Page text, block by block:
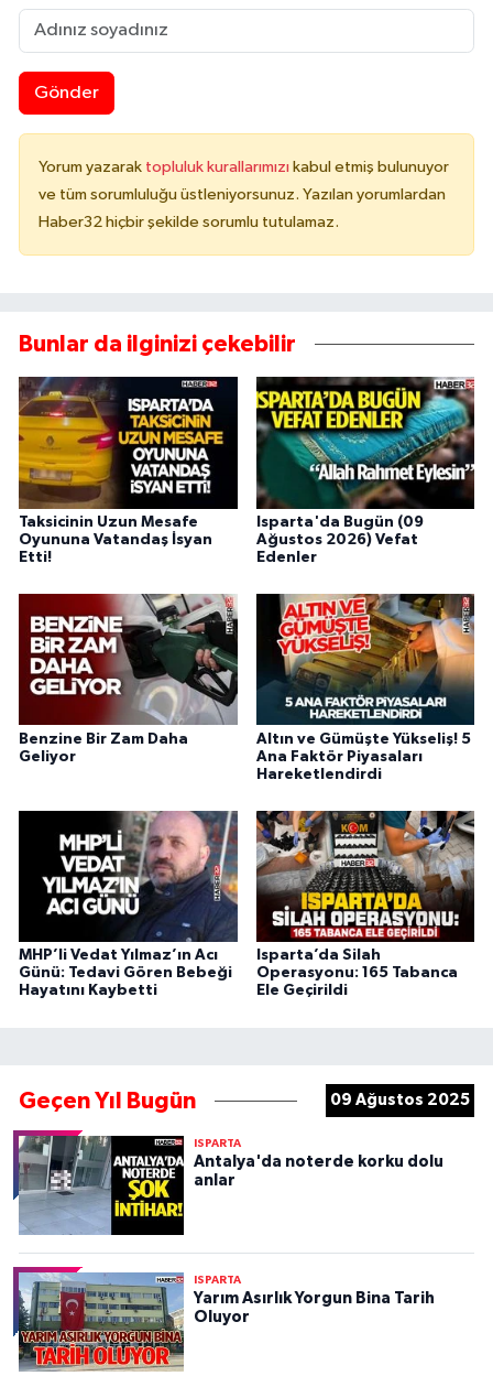
Gönder
Yorum yazarak topluluk kurallarımızı kabul etmiş bulunuyor
ve tüm sorumluluğu üstleniyorsunuz. Yazılan yorumlardan
Haber32 hiçbir şekilde sorumlu tutulamaz.
Bunlar da ilginizi çekebilir
Taksicinin Uzun Mesafe
Oyununa Vatandaş İsyan
Etti!
Isparta'da Bugün (09
Ağustos 2026) Vefat
Edenler
Benzine Bir Zam Daha
Geliyor
Altın ve Gümüşte Yükseliş! 5
Ana Faktör Piyasaları
Hareketlendirdi
MHP’li Vedat Yılmaz’ın Acı
Günü: Tedavi Gören Bebeği
Hayatını Kaybetti
Isparta’da Silah
Operasyonu: 165 Tabanca
Ele Geçirildi
Geçen Yıl Bugün 09 Ağustos 2025
ISPARTA
Antalya'da noterde korku dolu
anlar
ISPARTA
Yarım Asırlık Yorgun Bina Tarih
Oluyor